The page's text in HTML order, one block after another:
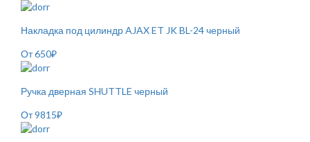
Накладка под цилиндр AJAX ET JK BL-24 черный
От650₽
Ручка дверная SHUTTLE черный
От9815₽